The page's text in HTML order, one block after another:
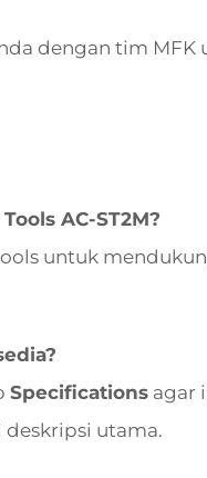
dengan tim
AC-ST2M?
untuk
Specifications agar
utama.